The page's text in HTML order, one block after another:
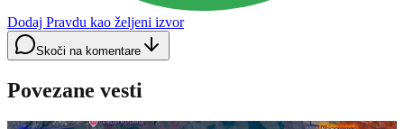
Dodaj Pravdu kao željeni izvor
Skoči na komentare
Povezane vesti